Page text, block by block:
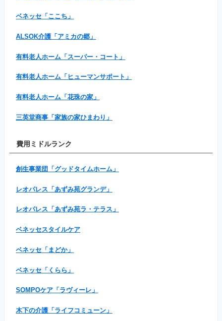
ベネッセ「ここち」
ALSOK介護「アミカの郷」
有料老人ホーム「スーパー・コート」
有料老人ホーム「ヒューマンサポート」
有料老人ホーム「花珠の家」
三英堂商事「家族の家ひまわり」
費用ミドルランク
創生事業団「グッドタイムホーム」
レオパレス「あずみ苑グランデ」
レオパレス「あずみ苑ラ・テラス」
ベネッセスタイルケア
ベネッセ「まどか」
ベネッセ「くらら」
SOMPOケア「ラヴィーレ」
木下の介護「ライフコミューン」